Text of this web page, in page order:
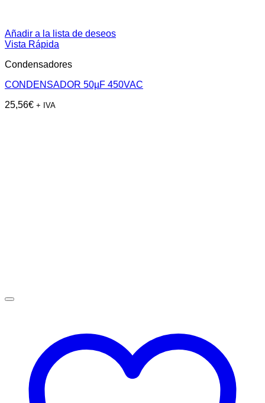
Añadir a la lista de deseos
Vista Rápida
Condensadores
CONDENSADOR 50µF 450VAC
25,56€ + IVA